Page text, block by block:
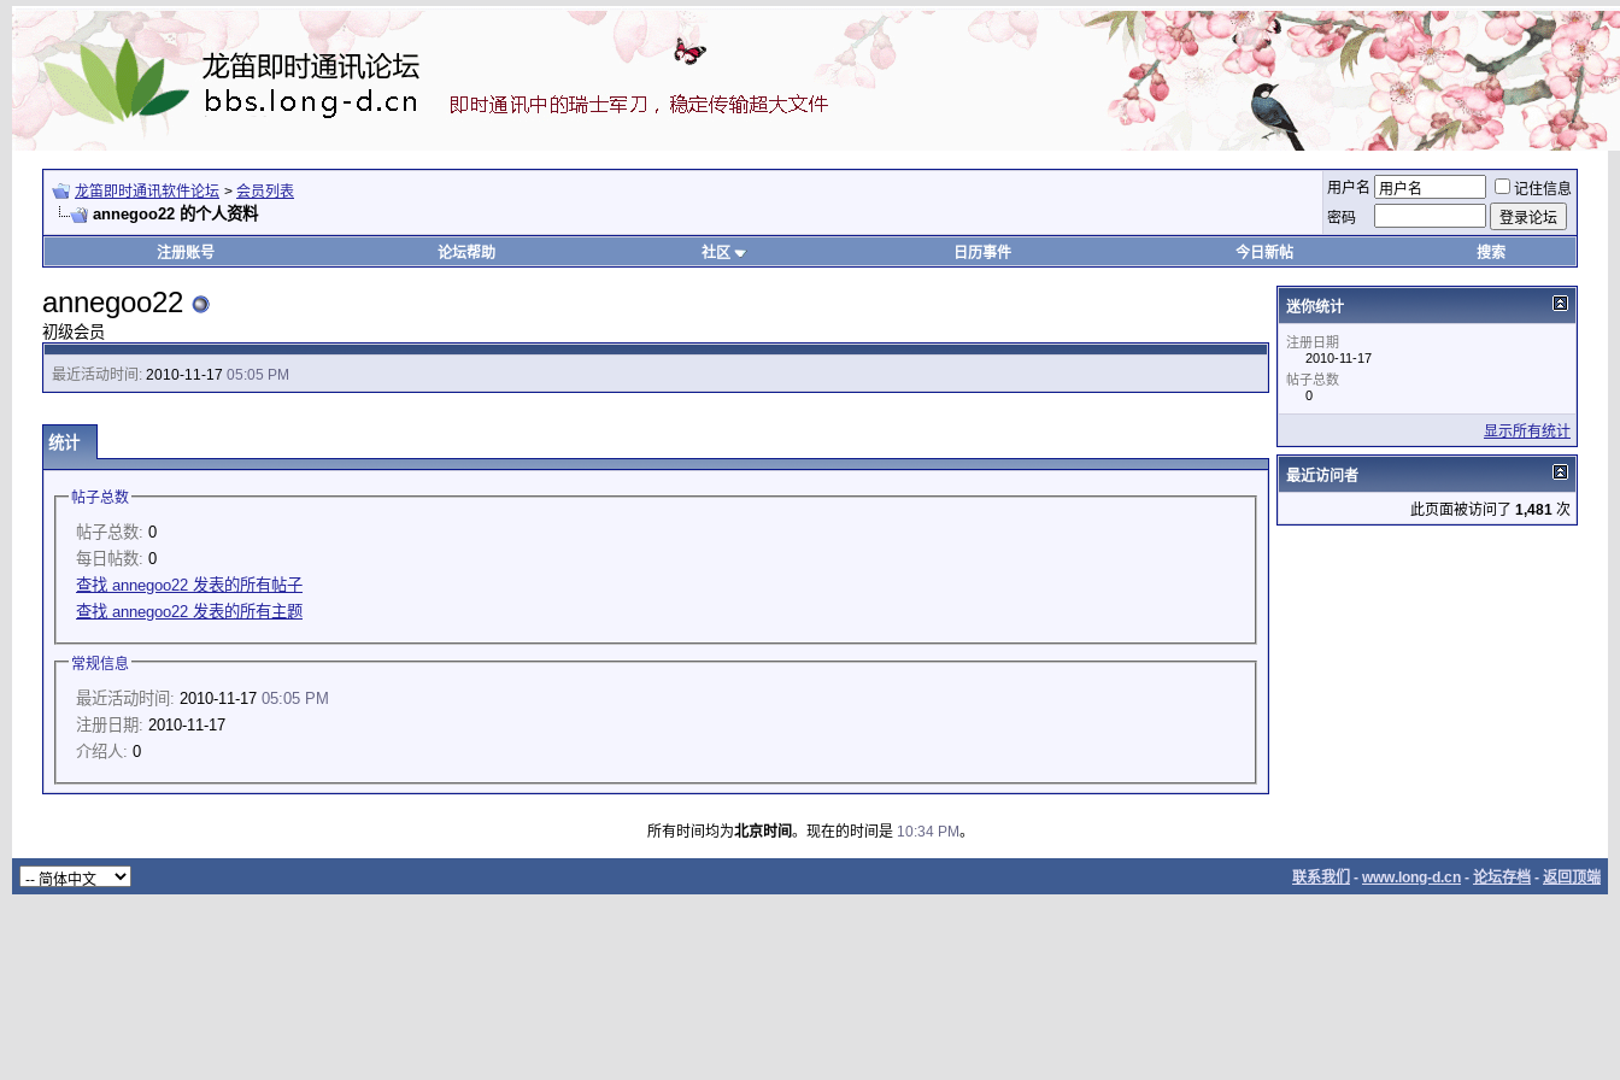
龙笛即时通讯软件论坛 > 会员列表
annegoo22 的个人资料
用户名
记住信息
密码
注册账号 论坛帮助 社区 日历事件 今日新帖 搜索
annegoo22
初级会员
最近活动时间: 2010-11-17 05:05 PM
统计
帖子总数
帖子总数: 0
每日帖数: 0
查找 annegoo22 发表的所有帖子
查找 annegoo22 发表的所有主题
常规信息
最近活动时间: 2010-11-17 05:05 PM
注册日期: 2010-11-17
介绍人: 0
迷你统计
注册日期
2010-11-17
帖子总数
0
显示所有统计
最近访问者
此页面被访问了 1,481 次
所有时间均为北京时间。现在的时间是 10:34 PM。
联系我们 - www.long-d.cn - 论坛存档 - 返回顶端